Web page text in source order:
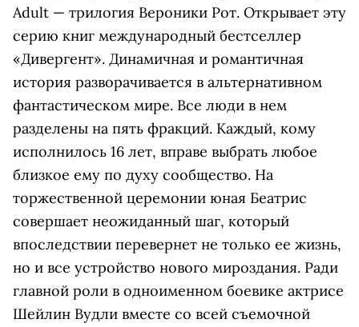
Adult — трилогия Вероники Рот. Открывает эту
серию книг международный бестселлер
«Дивергент». Динамичная и романтичная
история разворачивается в альтернативном
фантастическом мире. Все люди в нем
разделены на пять фракций. Каждый, кому
исполнилось 16 лет, вправе выбрать любое
близкое ему по духу сообщество. На
торжественной церемонии юная Беатрис
совершает неожиданный шаг, который
впоследствии перевернет не только ее жизнь,
но и все устройство нового мироздания. Ради
главной роли в одноименном боевике актрисе
Шейлин Вудли вместе со всей съемочной